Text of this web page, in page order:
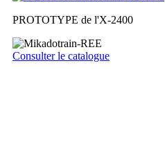
PROTOTYPE de l'X-2400
Consulter le catalogue